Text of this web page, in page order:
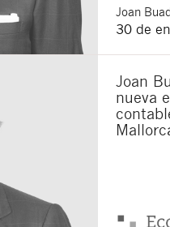
Joan
30 de
Joan
nueva